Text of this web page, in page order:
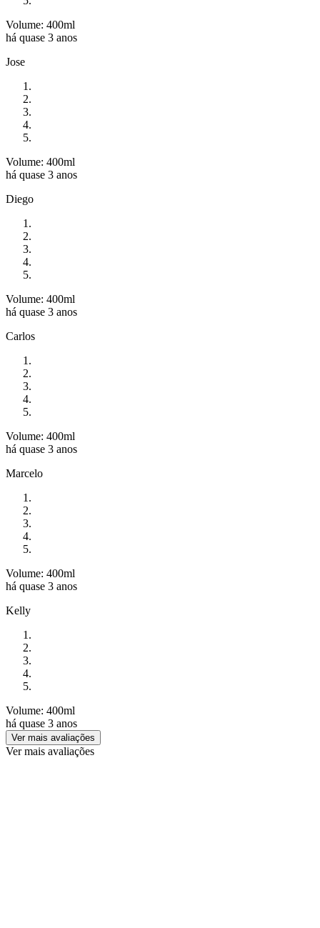
Volume: 400ml
há quase 3 anos
Jose
Volume: 400ml
há quase 3 anos
Diego
Volume: 400ml
há quase 3 anos
Carlos
Volume: 400ml
há quase 3 anos
Marcelo
Volume: 400ml
há quase 3 anos
Kelly
Volume: 400ml
há quase 3 anos
Ver mais avaliações
Ver mais avaliações